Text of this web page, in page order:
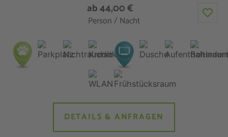
ab 44,00 €
Person / Nacht
DETAILS & ANFRAGEN